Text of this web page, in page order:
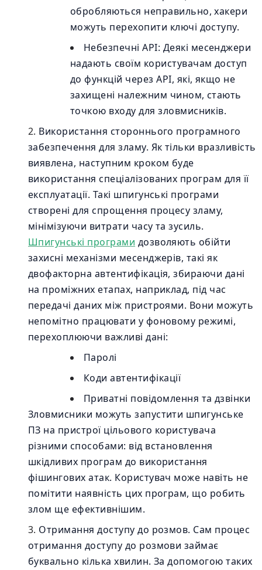
обробляються неправильно, хакери
можуть перехопити ключі доступу.
Небезпечні API: Деякі месенджери
надають своїм користувачам доступ
до функцій через API, які, якщо не
захищені належним чином, стають
точкою входу для зловмисників.
Використання стороннього програмного
забезпечення для зламу. Як тільки вразливість
виявлена, наступним кроком буде
використання спеціалізованих програм для її
експлуатації. Такі шпигунські програми
створені для спрощення процесу зламу,
мінімізуючи витрати часу та зусиль.
Шпигунські програми дозволяють обійти
захисні механізми месенджерів, такі як
двофакторна автентифікація, збираючи дані
на проміжних етапах, наприклад, під час
передачі даних між пристроями. Вони можуть
непомітно працювати у фоновому режимі,
перехоплюючи важливі дані:
Паролі
Коди автентифікації
Приватні повідомлення та дзвінки
Зловмисники можуть запустити шпигунське
ПЗ на пристрої цільового користувача
різними способами: від встановлення
шкідливих програм до використання
фішингових атак. Користувач може навіть не
помітити наявність цих програм, що робить
злом ще ефективнішим.
Отримання доступу до розмов. Сам процес
отримання доступу до розмови займає
буквально кілька хвилин. За допомогою таких